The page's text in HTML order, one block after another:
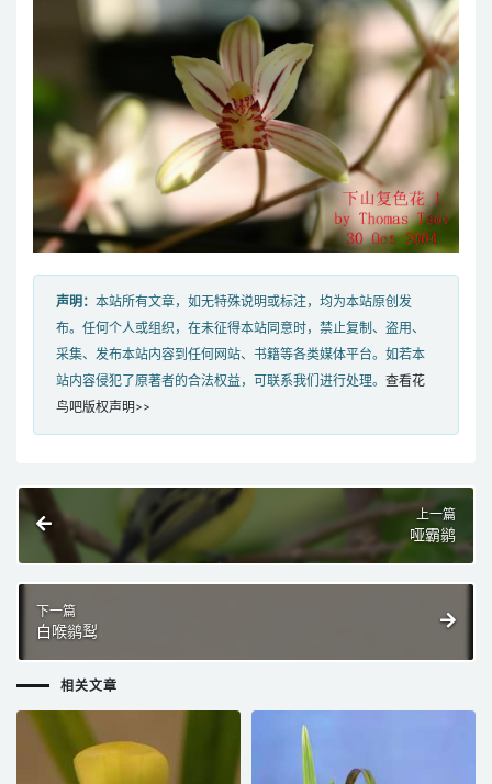
声明： 本站所有文章，如无特殊说明或标注，均为本站原创发
布。任何个人或组织，在未征得本站同意时，禁止复制、盗用、
采集、发布本站内容到任何网站、书籍等各类媒体平台。如若本
站内容侵犯了原著者的合法权益，可联系我们进行处理。 查看花
鸟吧版权声明>>
上一篇
哑霸鹟
下一篇
白喉鹟䴕
相关文章